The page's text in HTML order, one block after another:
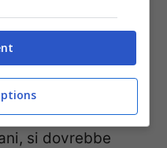
resistente e
passo con le
gli interior
si dovrebbe